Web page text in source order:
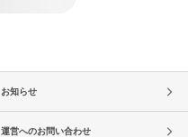
お知らせ
運営へのお問い合わせ